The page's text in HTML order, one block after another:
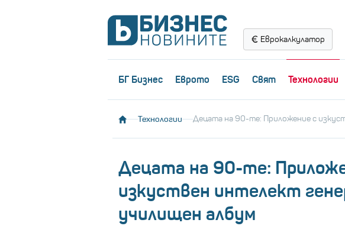
Еврокалкулатор
БГ Бизнес Еврото ESG Свят Технологии
Технологии Децата на 90-те: Приложение с
Децата на 90-те:
изкуствен интелект
училищен албум